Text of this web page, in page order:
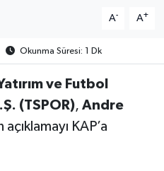
A- A+
Okunma Süresi: 1 Dk
ve Futbol
(TSPOR), Andre
KAP’a